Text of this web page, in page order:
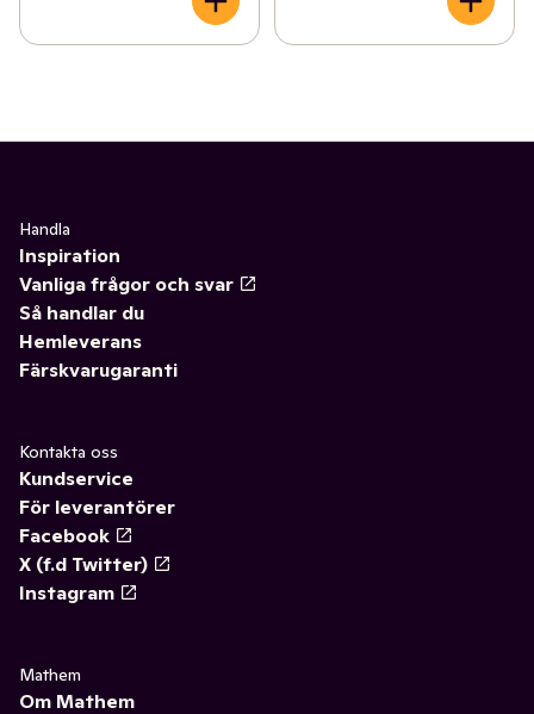
Handla
Inspiration
Vanliga frågor och svar
Så handlar du
Hemleverans
Färskvarugaranti
Kontakta oss
Kundservice
För leverantörer
Facebook
X (f.d Twitter)
Instagram
Mathem
Om Mathem